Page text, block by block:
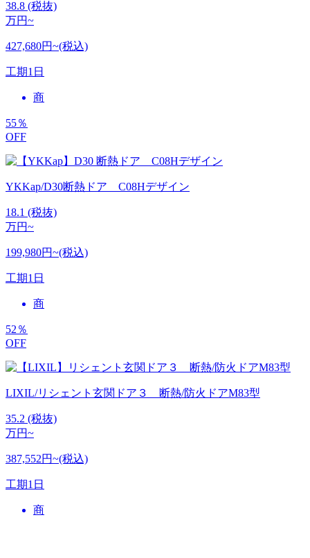
38.8 (税抜)
万円~
427,680円~(税込)
工期1日
商
55％
OFF
YKKap/D30断熱ドア C08Hデザイン
18.1 (税抜)
万円~
199,980円~(税込)
工期1日
商
52 ％
OFF
LIXIL/リシェント玄関ドア３ 断熱/防火ドアM83型
35.2 (税抜)
万円~
387,552円~(税込)
工期1日
商